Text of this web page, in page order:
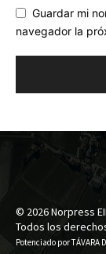
Guardar mi
navegador la
© 2026 Norpress
Todos los
Potenciado porTÁVARA